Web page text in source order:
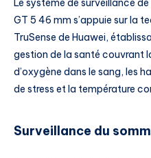
Le système de surveillance de
GT 5 46 mm s’appuie sur la
TruSense de Huawei,
gestion de la santé couvrant
d’oxygène dans le sang, les
de stress et la température
Surveillance du